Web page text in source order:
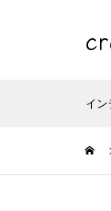
イン